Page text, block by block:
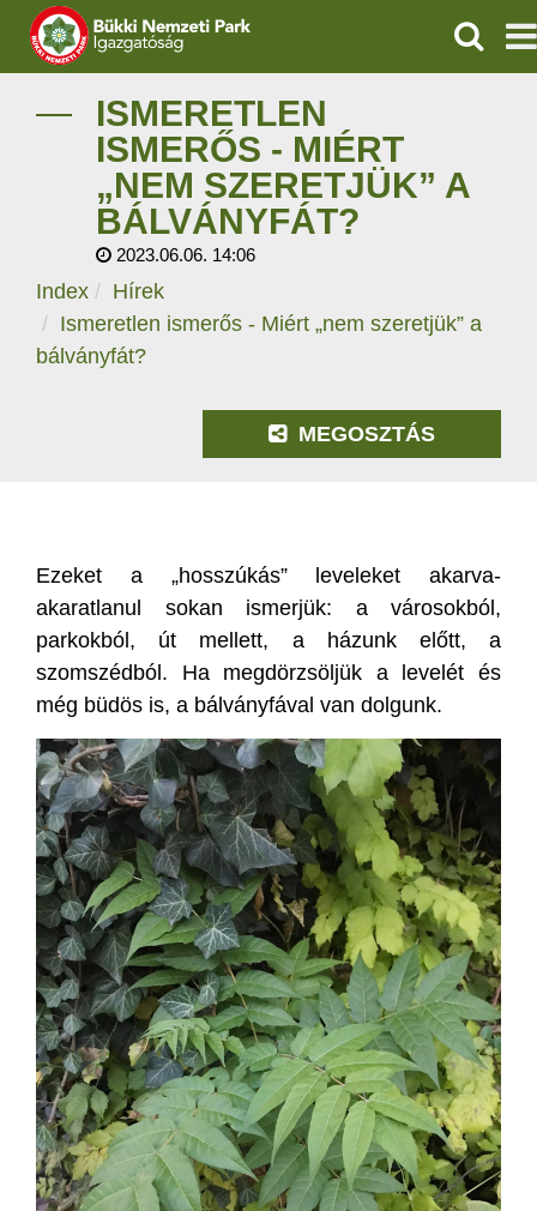
IGAZGATÓSÁG
TERMÉSZETVÉDELEM
VÍZVÉDELEM
ÖKOTURIZMUS
OKTATÁS
ISMERETLEN
ISMERŐS - MIÉRT
„NEM SZERETJÜK” A
BÁLVÁNYFÁT?
2023.06.06. 14:06
Index
Hírek
Ismeretlen ismerős - Miért „nem szeretjük” a
bálványfát?
MEGOSZTÁS
Ezeket a „hosszúkás” leveleket akarva-
akaratlanul sokan ismerjük: a városokból,
parkokból, út mellett, a házunk előtt, a
szomszédból. Ha megdörzsöljük a levelét és
még büdös is, a bálványfával van dolgunk.